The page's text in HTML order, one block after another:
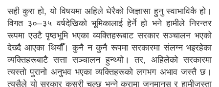
सही कुरा हो, यो विषयमा अहिले धेरैको जिज्ञासा हुनु स्वाभाविकै हो।
विगत ३०–३५ वर्षदेखिको भूमिकालाई हेर्ने हो भने हामीले निरन्तर
रूपमा एउटै पृष्ठभूमि भएका व्यक्तिहरूबाट सरकार सञ्चालन भएको
देख्दै आएका थियौँ। कुनै न कुनै रूपमा सरकारमा संलग्न भइरहेका
व्यक्तिहरूबाटै सत्ता सञ्चालन हुन्थ्यो। तर, अहिलेको सरकारमा
त्यस्तो पुरानो अनुभव भएका व्यक्तिहरूको लगभग अभाव जस्तै छ।
त्यसैले यो सरकार कसरी चल्छ भन्ने कुरामा जनमानस र हामीजस्ता